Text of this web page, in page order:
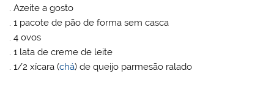
. Azeite a gosto
. 1 pacote de pão de forma sem casca
. 4 ovos
. 1 lata de creme de leite
. 1/2 xícara (chá) de queijo parmesão ralado